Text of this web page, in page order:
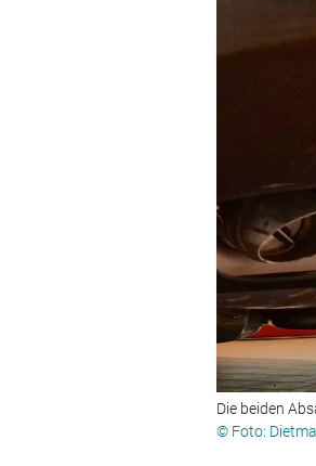
Die beiden
© Foto: